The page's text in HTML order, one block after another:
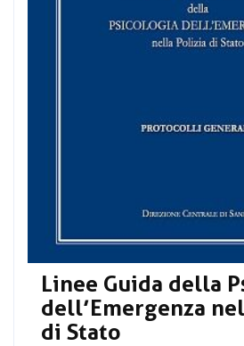
Linee Guida della
dell’Emergenza
di Stato